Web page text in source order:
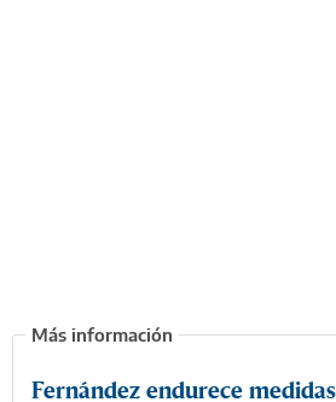
Fernández endurece